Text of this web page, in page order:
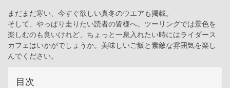
まだまだ寒い、今すぐ欲しい真冬のウエアも掲載。
そして、やっぱり走りたい読者の皆様へ。ツーリングでは景色を
楽しむのも良いけれど、ちょっと一息入れたい時にはライダース
カフェはいかがでしょうか。美味しいご飯と素敵な雰囲気を楽し
んでください。
目次